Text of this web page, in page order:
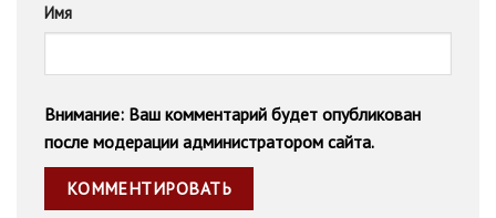
Имя
Внимание: Ваш комментарий будет опубликован
после модерации администратором сайта.